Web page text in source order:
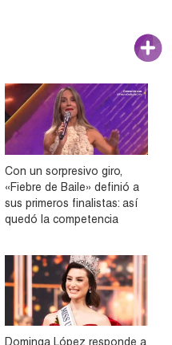
Con un sorpresivo giro,
«Fiebre de Baile» definió a
sus primeros finalistas: así
quedó la competencia
Dominga López responde a